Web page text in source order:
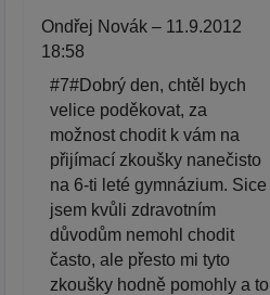
Ondřej Novák – 11.9.2012
18:58
#7#Dobrý den, chtěl bych
velice poděkovat, za
možnost chodit k vám na
přijímací zkoušky nanečisto
na 6-ti leté gymnázium. Sice
jsem kvůli zdravotním
důvodům nemohl chodit
často, ale přesto mi tyto
zkoušky hodně pomohly a to